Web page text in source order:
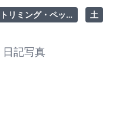
ペットショップ・ブリーダー・トリミング・ペットホテル併設
土
日記写真